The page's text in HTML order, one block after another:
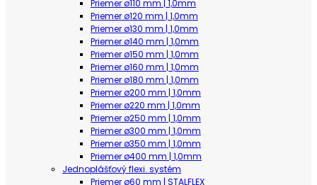
Priemer ø110 mm | 1,0mm
Priemer ø120 mm | 1,0mm
Priemer ø130 mm | 1,0mm
Priemer ø140 mm | 1,0mm
Priemer ø150 mm | 1,0mm
Priemer ø160 mm | 1,0mm
Priemer ø180 mm | 1,0mm
Priemer ø200 mm | 1,0mm
Priemer ø220 mm | 1,0mm
Priemer ø250 mm | 1,0mm
Priemer ø300 mm | 1,0mm
Priemer ø350 mm | 1,0mm
Priemer ø400 mm | 1,0mm
Jednoplášťový flexi. systém
Priemer ø60 mm | STALFLEX